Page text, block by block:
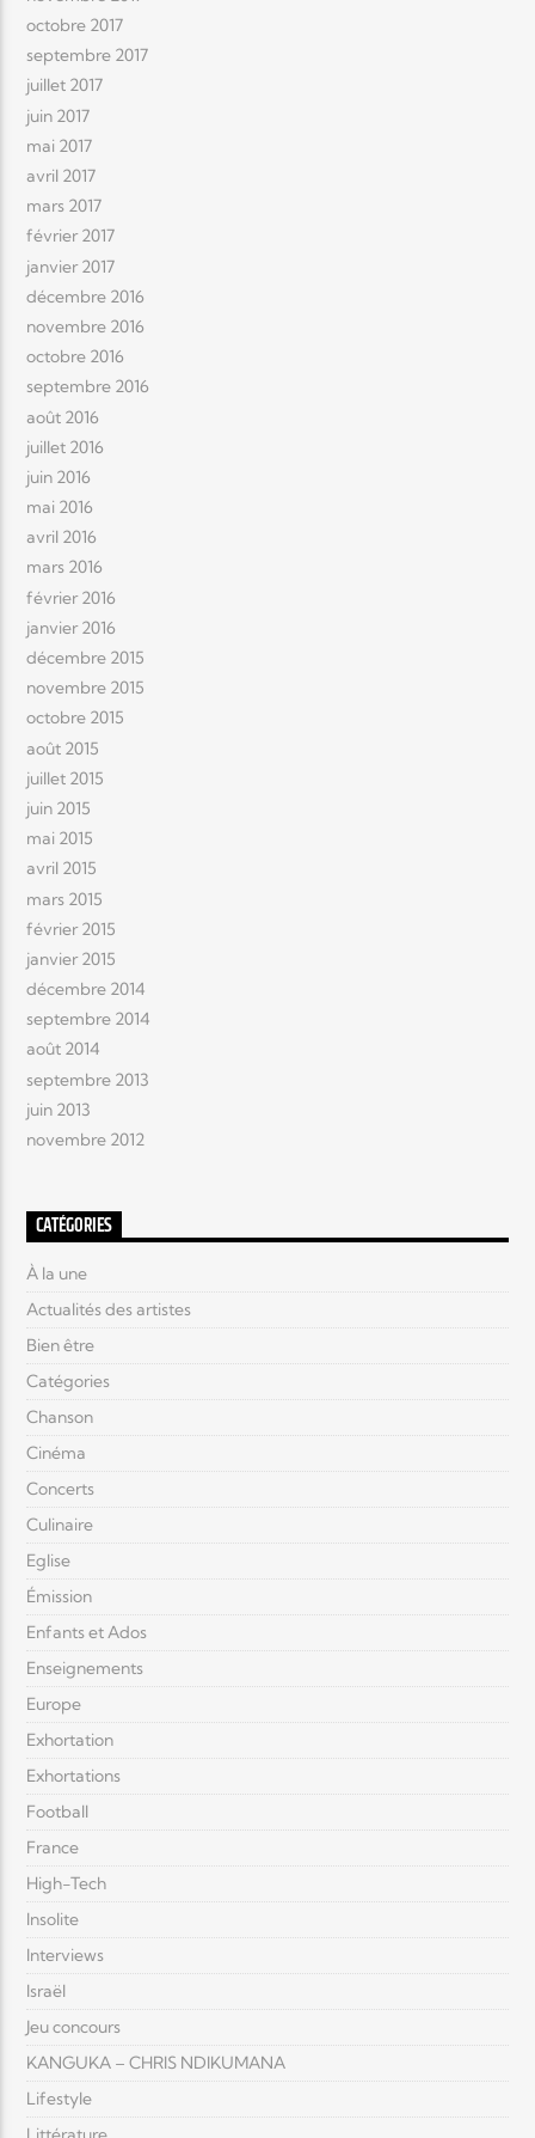
octobre 2017
septembre 2017
juillet 2017
juin 2017
mai 2017
avril 2017
mars 2017
février 2017
janvier 2017
décembre 2016
novembre 2016
octobre 2016
septembre 2016
août 2016
juillet 2016
juin 2016
mai 2016
avril 2016
mars 2016
février 2016
janvier 2016
décembre 2015
novembre 2015
octobre 2015
août 2015
juillet 2015
juin 2015
mai 2015
avril 2015
mars 2015
février 2015
janvier 2015
décembre 2014
septembre 2014
août 2014
septembre 2013
juin 2013
novembre 2012
CATÉGORIES
À la une
Actualités des artistes
Bien être
Catégories
Chanson
Cinéma
Concerts
Culinaire
Eglise
Émission
Enfants et Ados
Enseignements
Europe
Exhortation
Exhortations
Football
France
High-Tech
Insolite
Interviews
Israël
Jeu concours
KANGUKA – CHRIS NDIKUMANA
Lifestyle